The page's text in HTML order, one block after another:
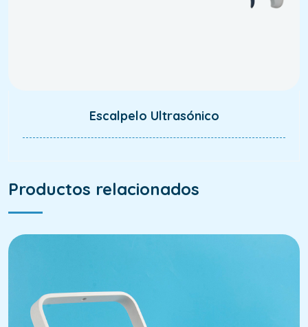
Escalpelo Ultrasónico
Productos relacionados